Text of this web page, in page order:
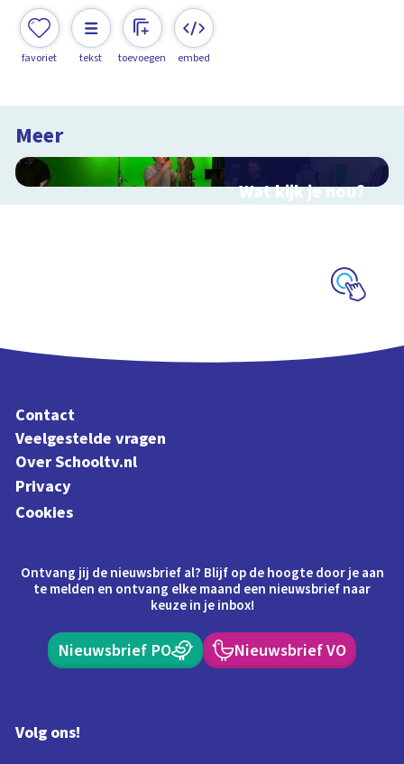
favoriet tekst toevoegen embed
Meer
Wat kijk je nou?
Interactieve
Contact
Veelgestelde vragen
Over Schooltv.nl
Privacy
Cookies
Ontvang jij de nieuwsbrief al? Blijf op de hoogte door je aan
te melden en ontvang elke maand een nieuwsbrief naar
keuze in je inbox!
Nieuwsbrief PO Nieuwsbrief VO
Volg ons!